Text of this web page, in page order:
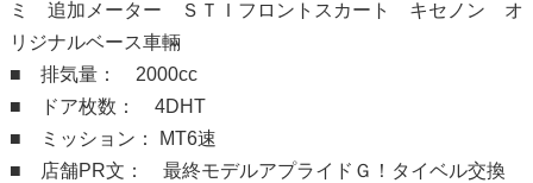
ミ 追加メーター ＳＴＩフロントスカート キセノン オ
リジナルベース車輛
■ 排気量： 2000cc
■ ドア枚数： 4DHT
■ ミッション： MT6速
■ 店舗PR文： 最終モデルアプライドＧ！タイベル交換